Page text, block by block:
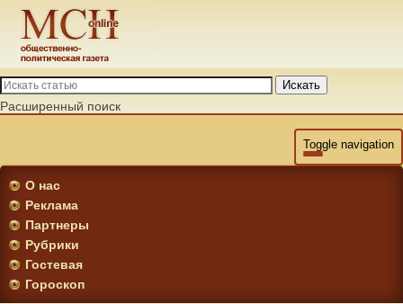
Искать
Расширенный поиск
Toggle navigation
О нас
Реклама
Партнеры
Рубрики
Гостевая
Гороскоп